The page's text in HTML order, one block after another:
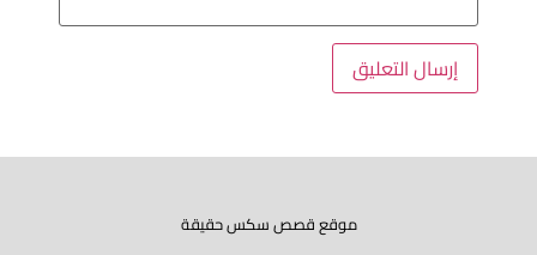
موقع قصص سكس حقيقة